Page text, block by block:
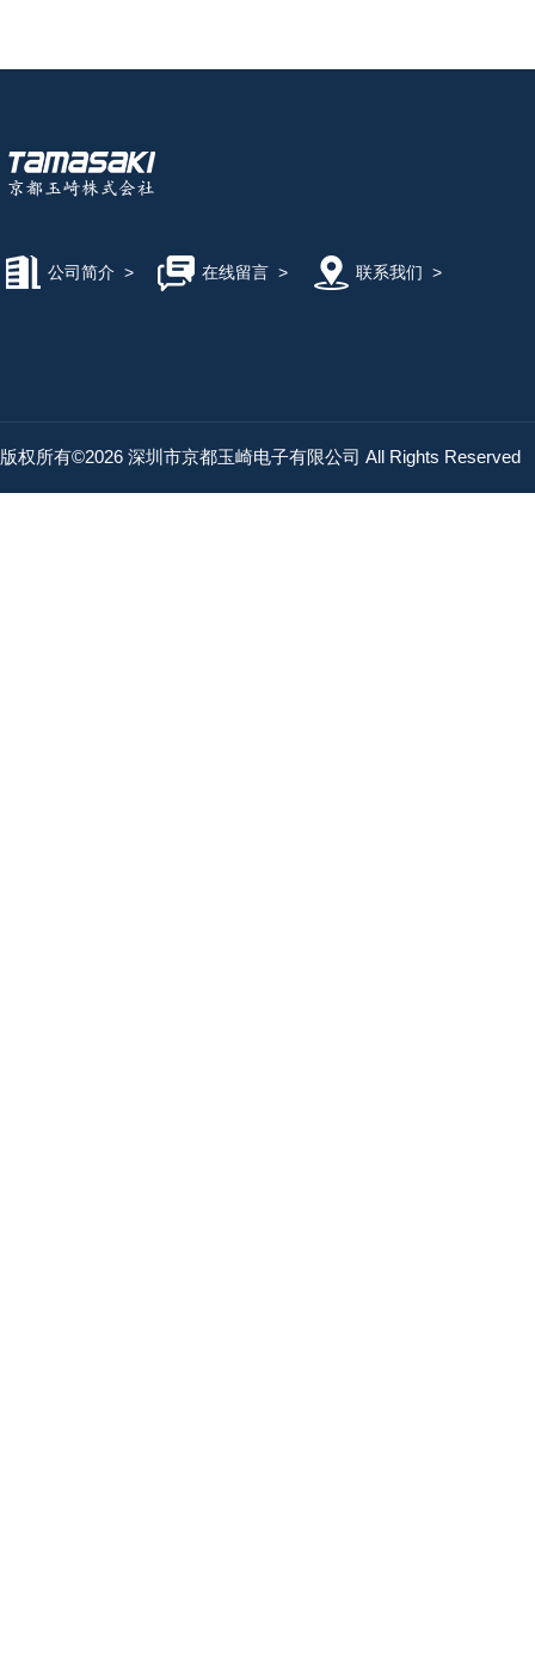
公司简介 > 在线留言> 联系我们 >
版权所有©2026 深圳市京都玉崎电子有限公司 All Rights Reserved